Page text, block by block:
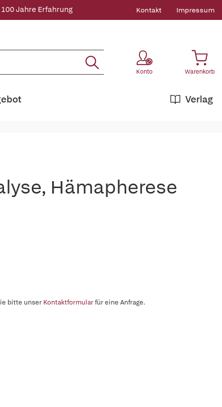
Jahre Erfahrung Kontakt Impressum
Konto Warenkorb
Verlag
Hämapherese
bitte unser Kontaktformularfür eine Anfrage.